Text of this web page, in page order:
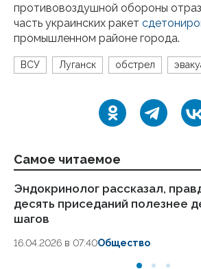
противовоздушной обороны
часть украинских ракет
промышленном районе города.
ВСУ Луганск обстрел
Самое читаемое
Эндокринолог рассказал,
десять приседаний полезнее
шагов
16.04.2026 в 07:40Общество